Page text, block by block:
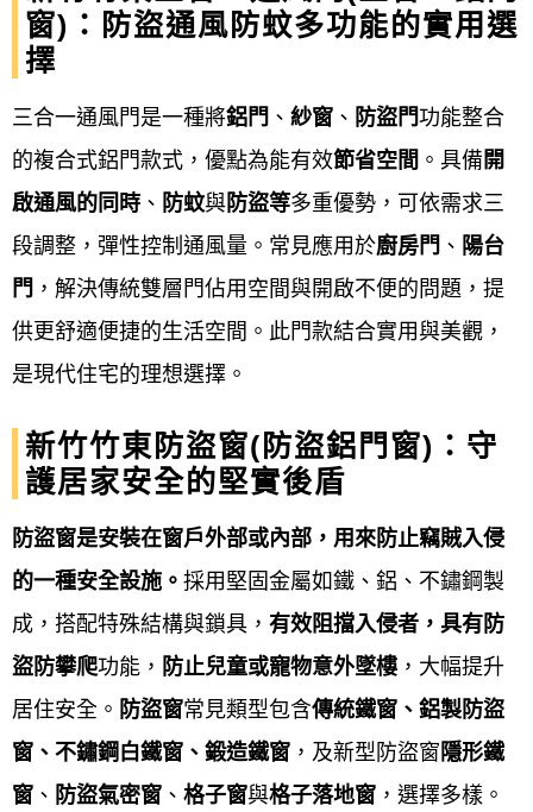
聯絡方式與資訊
詢。
行動電話：0952696696。
Email：win82015566@gmail.com。
官方LINE ID：0952-696-696透過電話加入好
友進行線上估價與諮詢。
週一至週五 08:00-17:00
週六可預約 08:00-17:00
Google 評價：5.0顆星
官方網站:https://www.0800-707-808.com/了
解更多資訊
服務區域：涵蓋新竹竹東地區及新北市其他
窗)：防盜通風防蚊多功能的實用選
擇
三合一通風門是一種將鋁門 、 紗窗 、 防盜門功能整合
的複合式鋁門款式，優點為能有效節省空間 。具備 開
啟通風的同時 、 防蚊與防盜等多重優勢，可依需求三
段調整，彈性控制通風量。常見應用於廚房門 、 陽台
門 ，解決傳統雙層門佔用空間與開啟不便的問題，提
供更舒適便捷的生活空間。此門款結合實用與美觀，
是現代住宅的理想選擇。
新竹竹東防盜窗(防盜鋁門窗)：守
護居家安全的堅實後盾
防盜窗是安裝在窗戶外部或內部，用來防止竊賊入侵
的一種安全設施。 採用堅固金屬如鐵、鋁、不鏽鋼製
成，搭配特殊結構與鎖具， 有效阻擋入侵者，具有防
盜防攀爬功能， 防止兒童或寵物意外墜樓 ，大幅提升
居住安全。 防盜窗常見類型包含傳統鐵窗、鋁製防盜
窗、不鏽鋼白鐵窗、鍛造鐵窗 ，及新型防盜窗 隱形鐵
窗 、 防盜氣密窗 、 格子窗與格子落地窗 ，選擇多樣。